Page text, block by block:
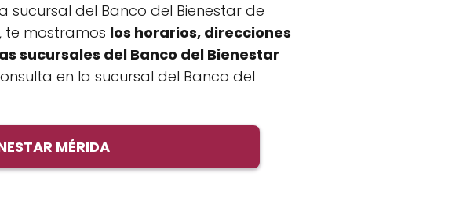
sucursal del Banco del Bienestar de
te mostramos los horarios, direcciones
sucursales del Banco del Bienestar
en la sucursal del Banco del
MÉRIDA